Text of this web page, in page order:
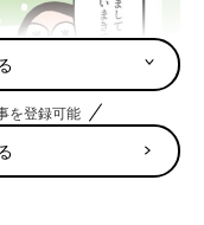
を登録可能